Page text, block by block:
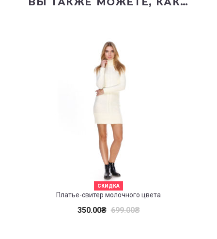
СКИДКА
Платье-свитер молочного цвета
350.00₴ 699.00₴